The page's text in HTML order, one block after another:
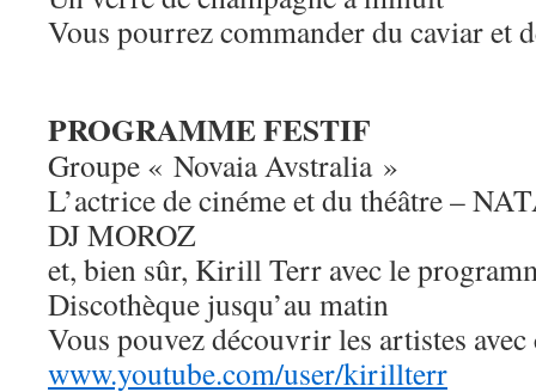
Vous pourrez commander du caviar et
PROGRAMME FESTIF
Groupe « Novaia Avstralia »
L’actrice de cinéme et du théâtre –
DJ MOROZ
et, bien sûr, Kirill Terr avec le
Discothèque jusqu’au matin
Vous pouvez découvrir les artistes avec
www.youtube.com/user/kirillterr